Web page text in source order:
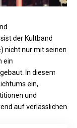
der Kultband
nicht nur mit seinen
ein
In diesem
ein,
und
auf verlässlichen